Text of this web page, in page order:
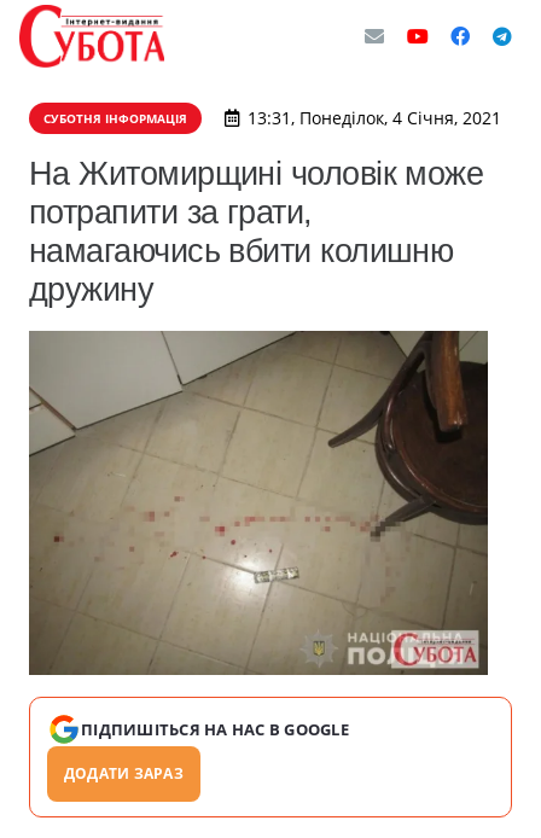
СУБОТНЯ ІНФОРМАЦІЯ 13:31, Понеділок, 4 Січня, 2021
На Житомирщині чоловік може
потрапити за грати,
намагаючись вбити колишню
дружину
ПІДПИШІТЬСЯ НА НАС В GOOGLE
ДОДАТИ ЗАРАЗ